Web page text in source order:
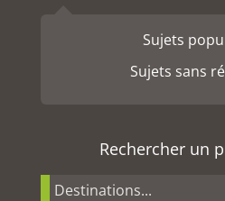
Sujets
Sujets sans
Rechercher un